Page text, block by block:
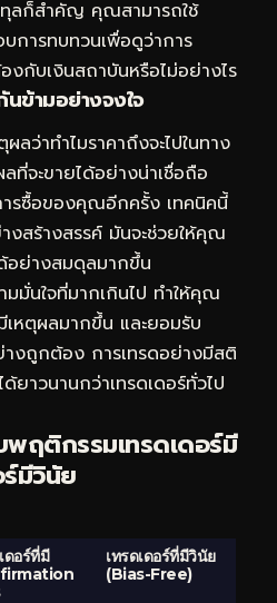
ทุลก็สำคัญ คุณสามารถใช้
บการทบทวนเพื่อดูว่าการ
กับเงินสถาบันหรือไม่อย่างไร
ข้ามอย่างจงใจ
ลว่าทำไมราคาถึงจะไปในทาง
จะขายได้อย่างน่าเชื่อถือ
รซื้อของคุณอีกครั้ง เทคนิคนี้
งสร้างสรรค์ มันจะช่วยให้คุณ
อย่างสมดุลมากขึ้น
มมั่นใจที่มากเกินไป ทำให้คุณ
หตุผลมากขึ้น และยอมรับ
างถูกต้อง การเทรดอย่างมีสติ
ยาวนานกว่าเทรดเดอร์ทั่วไป
พฤติกรรมเทรดเดอร์มี
มีวินัย
ดอร์ที่มี
เทรดเดอร์ที่มีวินัย
(Bias-Free)